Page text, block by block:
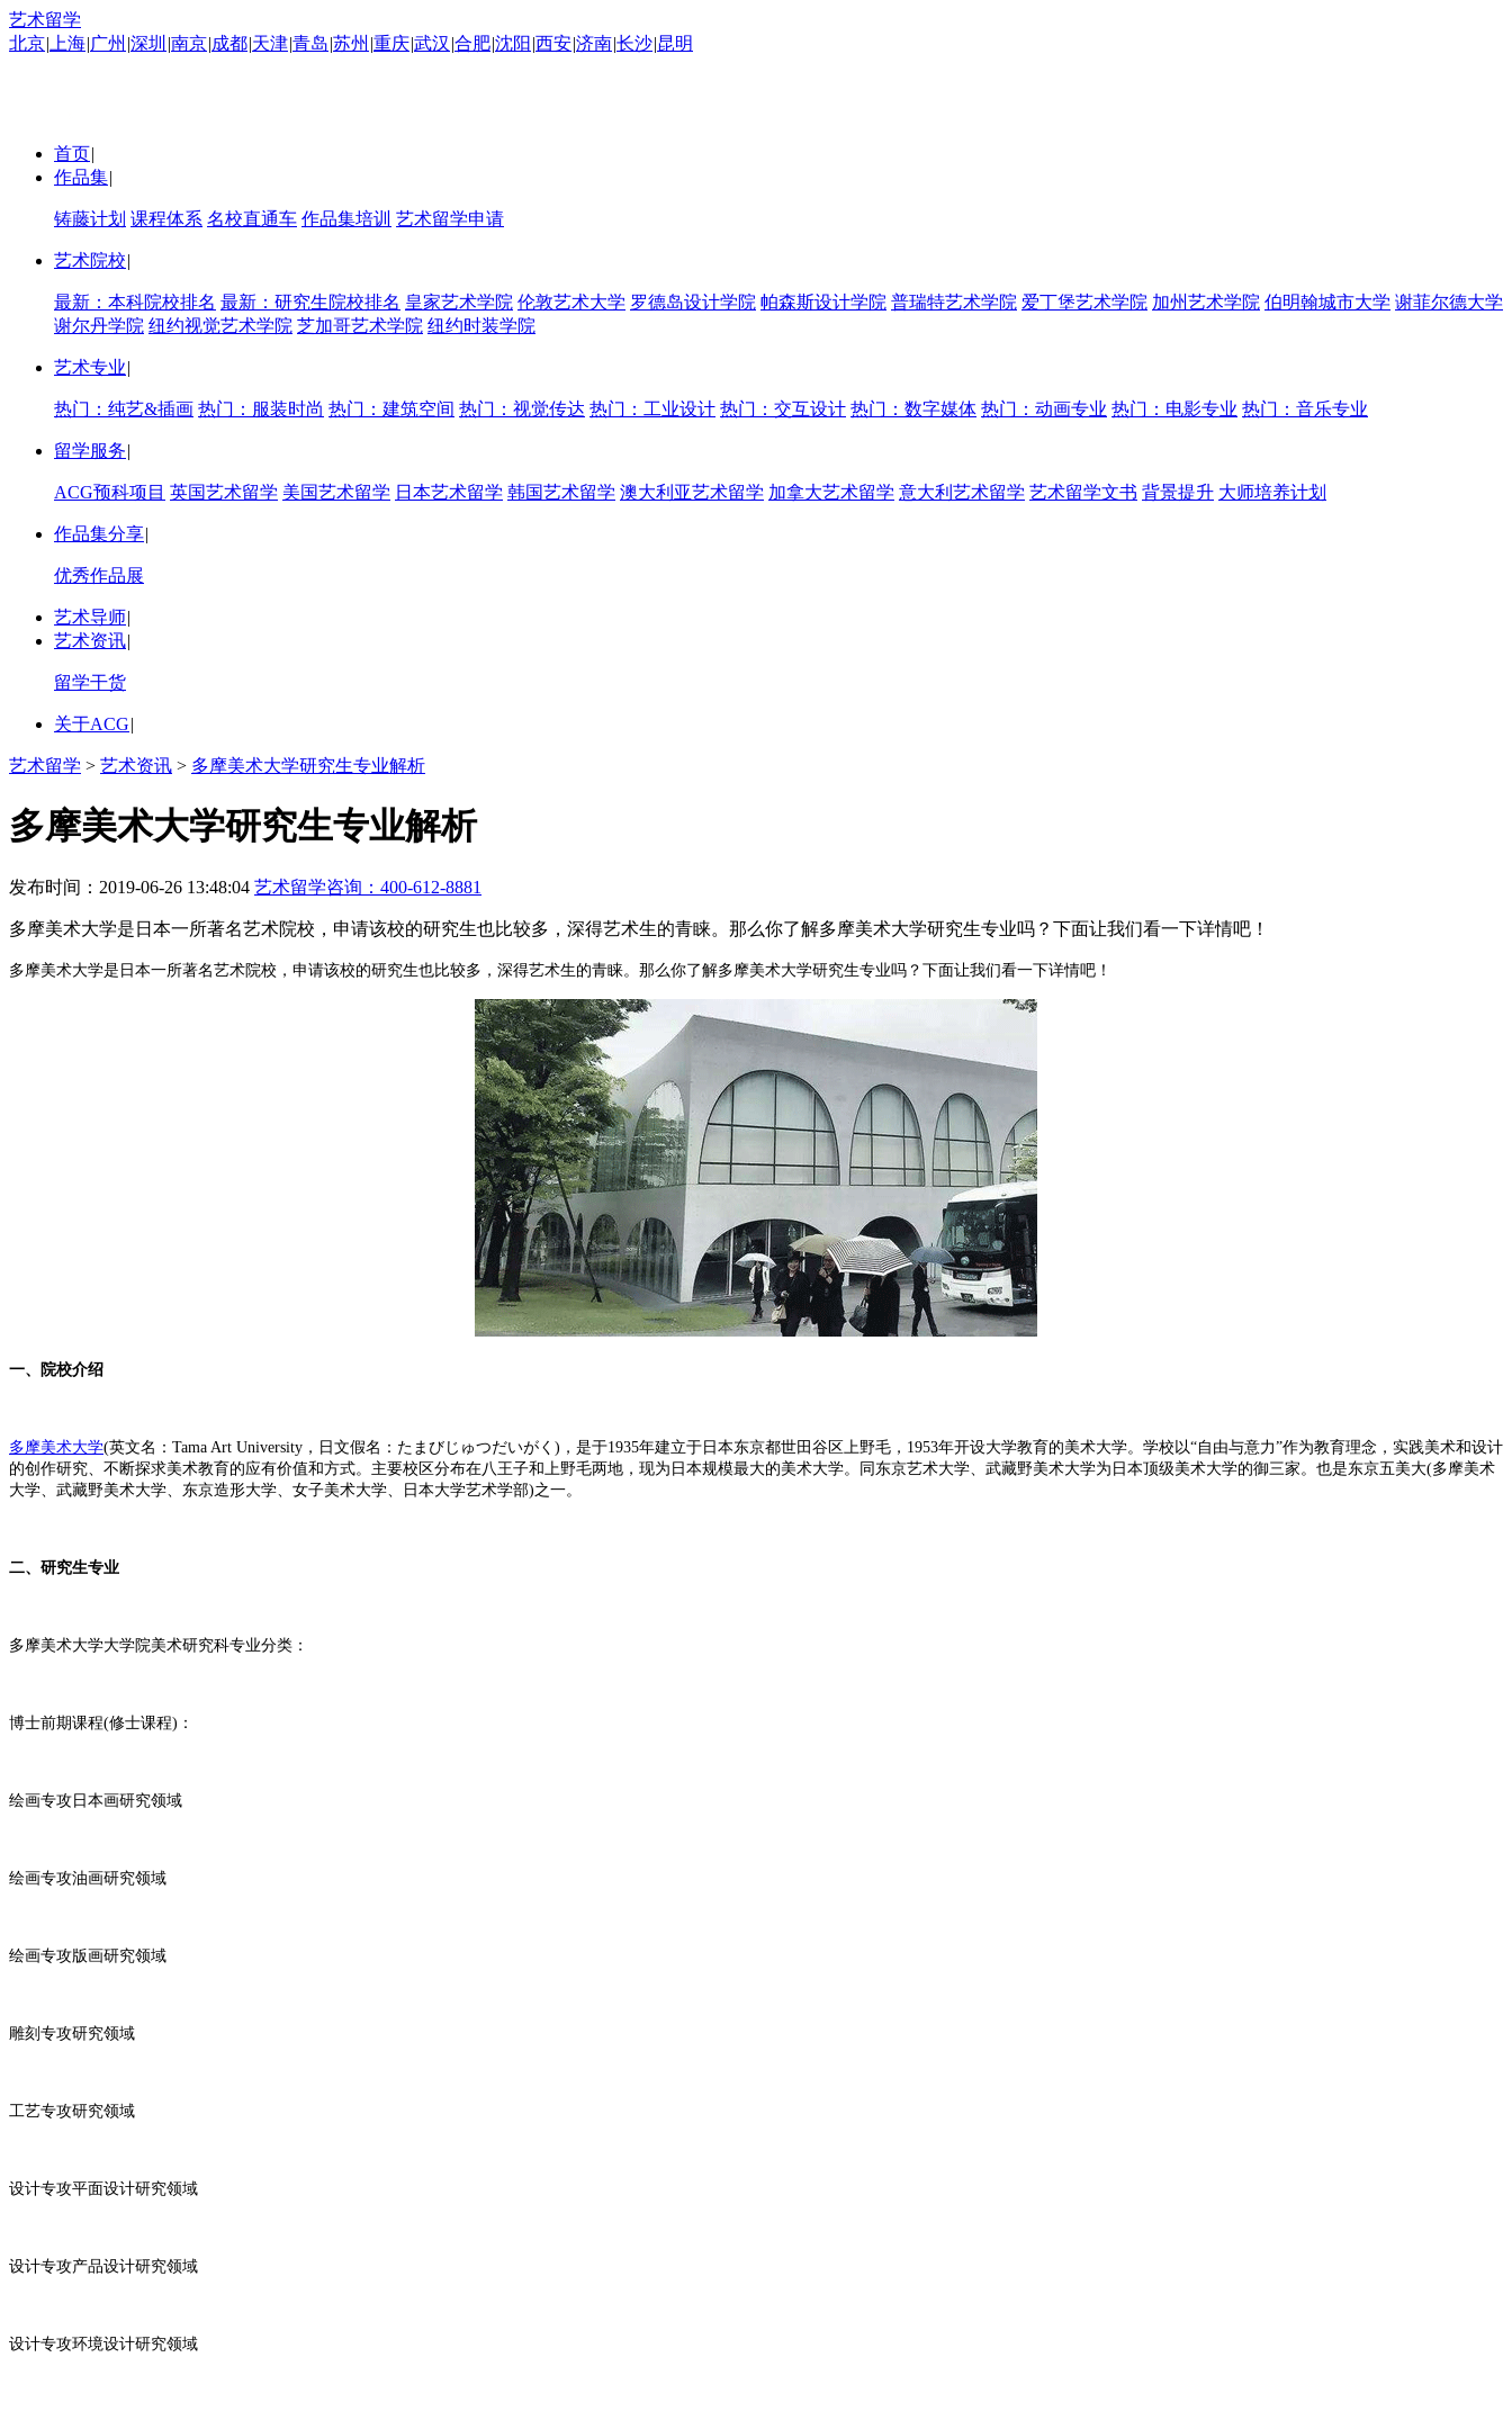
艺术留学
北京| 上海|广州 |深圳 |南京|成都|天津|青岛|苏州 |重庆|武汉 |合肥|沈阳 |西安|济南|长沙|昆明
首页|
作品集|
铸藤计划 课程体系 名校直通车 作品集培训 艺术留学申请
艺术院校|
最新：本科院校排名 最新：研究生院校排名 皇家艺术学院 伦敦艺术大学 罗德岛设计学院 帕森斯设计学院 普瑞特艺术学院 爱丁堡艺术学院 加州艺术学院 伯明翰城市大学 谢菲尔德大学
谢尔丹学院 纽约视觉艺术学院 芝加哥艺术学院 纽约时装学院
艺术专业|
热门：纯艺&插画 热门：服装时尚 热门：建筑空间 热门：视觉传达 热门：工业设计 热门：交互设计 热门：数字媒体 热门：动画专业 热门：电影专业 热门：音乐专业
留学服务|
ACG预科项目 英国艺术留学 美国艺术留学 日本艺术留学 韩国艺术留学 澳大利亚艺术留学 加拿大艺术留学 意大利艺术留学 艺术留学文书 背景提升 大师培养计划
作品集分享|
优秀作品展
艺术导师|
艺术资讯|
留学干货
关于ACG|
艺术留学 > 艺术资讯 > 多摩美术大学研究生专业解析
多摩美术大学研究生专业解析
发布时间：2019-06-26 13:48:04 艺术留学咨询： 400-612-8881
多摩美术大学是日本一所著名艺术院校，申请该校的研究生也比较多，深得艺术生的青睐。那么你了解多摩美术大学研究生专业吗？下面让我们看一下详情吧！
多摩美术大学是日本一所著名艺术院校，申请该校的研究生也比较多，深得艺术生的青睐。那么你了解多摩美术大学研究生专业吗？下面让我们看一下详情吧！
一、院校介绍
多摩美术大学(英文名：Tama Art University，日文假名：たまびじゅつだいがく)，是于1935年建立于日本东京都世田谷区上野毛，1953年开设大学教育的美术大学。学校以“自由与意力”作为教育理念，实践美术和设计
的创作研究、不断探求美术教育的应有价值和方式。主要校区分布在八王子和上野毛两地，现为日本规模最大的美术大学。同东京艺术大学、武藏野美术大学为日本顶级美术大学的御三家。也是东京五美大(多摩美术
大学、武藏野美术大学、东京造形大学、女子美术大学、日本大学艺术学部)之一。
二、研究生专业
多摩美术大学大学院美术研究科专业分类：
博士前期课程(修士课程)：
绘画专攻日本画研究领域
绘画专攻油画研究领域
绘画专攻版画研究领域
雕刻专攻研究领域
工艺专攻研究领域
设计专攻平面设计研究领域
设计专攻产品设计研究领域
设计专攻环境设计研究领域